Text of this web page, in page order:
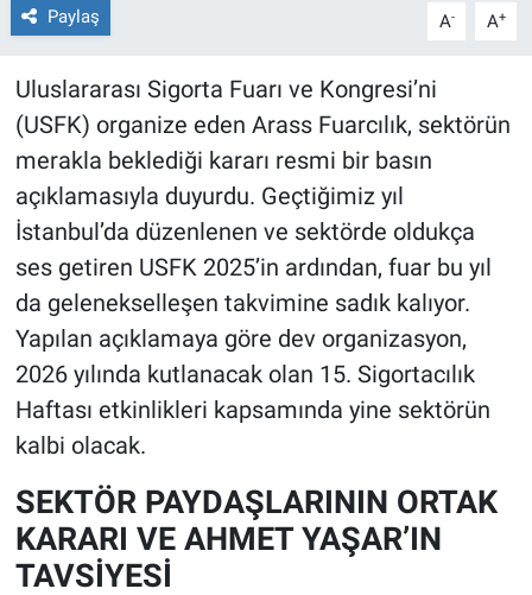
Paylaş A- A+
Uluslararası Sigorta Fuarı ve Kongresi’ni
(USFK) organize eden Arass Fuarcılık, sektörün
merakla beklediği kararı resmi bir basın
açıklamasıyla duyurdu. Geçtiğimiz yıl
İstanbul’da düzenlenen ve sektörde oldukça
ses getiren USFK 2025’in ardından, fuar bu yıl
da gelenekselleşen takvimine sadık kalıyor.
Yapılan açıklamaya göre dev organizasyon,
2026 yılında kutlanacak olan 15. Sigortacılık
Haftası etkinlikleri kapsamında yine sektörün
kalbi olacak.
SEKTÖR PAYDAŞLARININ ORTAK
KARARI VE AHMET YAŞAR’IN
TAVSİYESİ